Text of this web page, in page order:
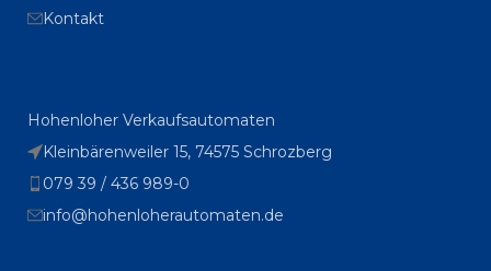
Kontakt
Hohenloher Verkaufsautomaten
Kleinbärenweiler 15, 74575 Schrozberg
079 39 / 436 989-0
info@hohenloherautomaten.de